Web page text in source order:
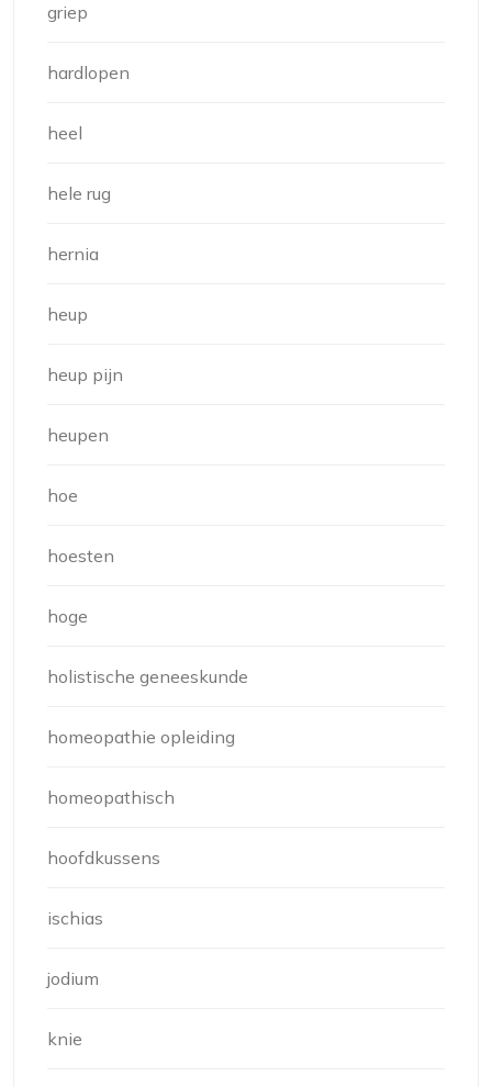
griep
hardlopen
heel
hele rug
hernia
heup
heup pijn
heupen
hoe
hoesten
hoge
holistische geneeskunde
homeopathie opleiding
homeopathisch
hoofdkussens
ischias
jodium
knie